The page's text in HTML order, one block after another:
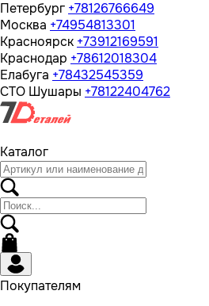
Петербург +78126766649
Москва +74954813301
Красноярск +73912169591
Краснодар +78612018304
Елабуга +78432545359
СТО Шушары +78122404762
Каталог
Покупателям